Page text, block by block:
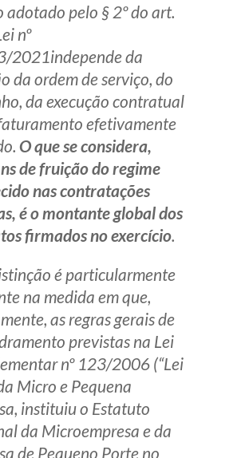
adotado pelo § 2º do art.
nº
2021independe da
da ordem de serviço, do
da execução contratual
efetivamente
O que se considera,
de fruição do regime
nas contratações
é o montante global dos
firmados no exercício.
é particularmente
na medida em que,
as regras gerais de
previstas na Lei
nº 123/2006 (“Lei
Micro e Pequena
instituiu o Estatuto
da Microempresa e da
de Pequeno Porte no